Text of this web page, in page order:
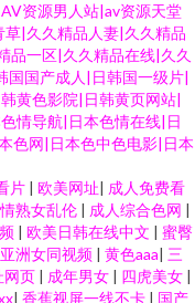
资源男人站|av资源天堂
|久久精品人妻|久久精品
品一区|久久精品在线|久久
国国产成人|日韩国一级片|
黄色影院|日韩黄页网站|
情导航|日本色情在线|日
色网|日本色中色电影|日本
片 | 欧美网址| 成人免费看
熟女乱伦 | 成人综合色网 |
| 欧美日韩在线中文 | 蜜臀
亚洲女同视频 | 黄色aaa| 三
网页 | 成年男女 | 四虎美女 |
| 香蕉视屏一线不卡 | 国产